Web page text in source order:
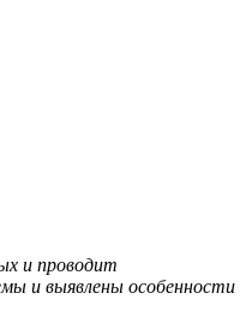
и проводит
и выявлены особенности